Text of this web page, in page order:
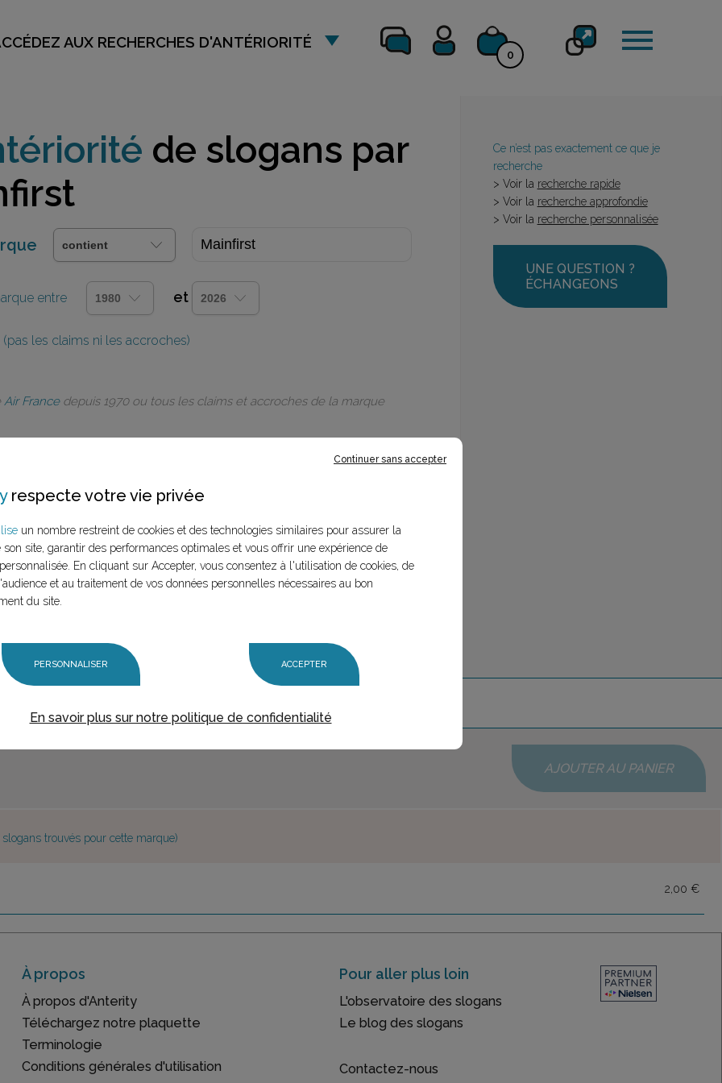
AUX RECHERCHES D'ANTÉRIORITÉ
0
de slogans par
entre et
les claims ni les accroches)
Air Francedepuis 1970 ou tous les claims et accroches de la marque
(mère et
claim,
LANCER LA RECHERCHE
Ce n’est pas exactement ce que je
recherche
> Voir la recherche rapide
> Voir la recherche approfondie
> Voir la recherche personnalisée
UNE QUESTION ?
ÉCHANGEONS
AJOUTER AU PANIER
trouvés pour cette marque)
2,00 €
À propos
À propos d'Anterity
Téléchargez notre plaquette
Terminologie
Conditions générales d'utilisation
Pour aller plus loin
L'observatoire des slogans
Le blog des slogans
Contactez-nous
Continuer sans accepter
respecte votre vie privée
un nombre restreint de cookies et des technologies similaires pour assurer la
son site, garantir des performances optimales et vous offrir une expérience de
En cliquant sur Accepter, vous consentez à l'utilisation de cookies, de
et au traitement de vos données personnelles nécessaires au bon
du site.
PERSONNALISER ACCEPTER
En savoir plus sur notre politique de confidentialité